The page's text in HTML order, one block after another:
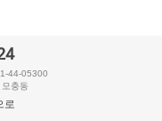
44-05300
충동
로